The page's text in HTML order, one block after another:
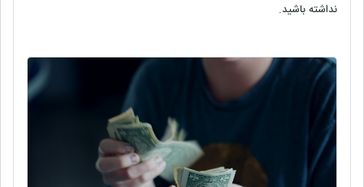
نداشته باشید.